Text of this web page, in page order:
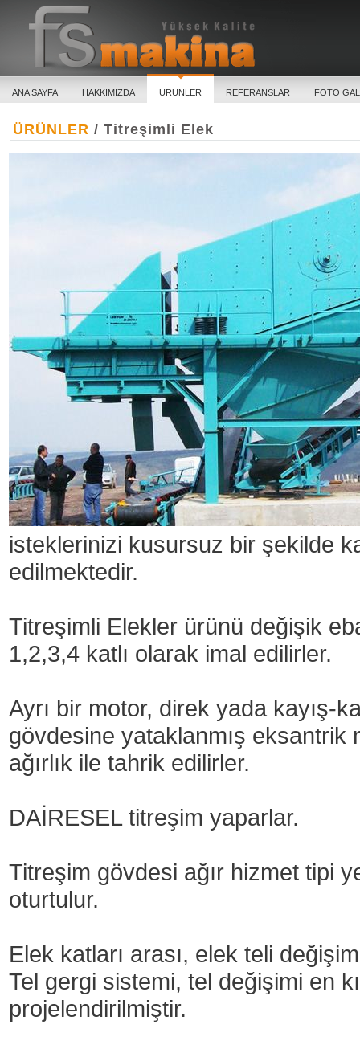
ANA SAYFA HAKKIMIZDA ÜRÜNLER REFERANSLAR FOTO
ÜRÜNLER / Titreşimli Elek
isteklerinizi kusursuz bir şekilde
edilmektedir.
Titreşimli Elekler ürünü değişik
1,2,3,4 katlı olarak imal edilirler.
Ayrı bir motor, direk yada kayış-
gövdesine yataklanmış
ağırlık ile tahrik edilirler.
DAİRESEL titreşim yaparlar.
Titreşim gövdesi ağır hizmet tipi
oturtulur.
Elek katları arası, elek teli
Tel gergi sistemi, tel değişimi en
projelendirilmiştir.